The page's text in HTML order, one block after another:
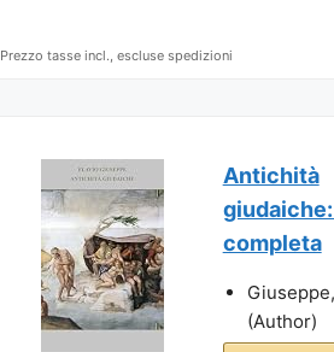
Prezzo tasse incl., escluse spedizioni
Antichità
completa
(Author)